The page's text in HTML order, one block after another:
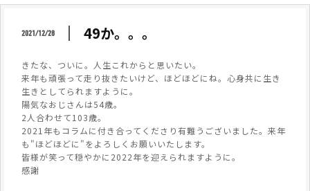
2021/12/28 49か。。。
きたな、ついに。人生これからと思いたい。
来年も頑張って走り抜きたいけど、ほどほどにね。心身共に生き
生きとしてられますように。
陽気なおじさんは54歳。
2人合わせて103歳。
2021年もコラムに付き合ってくださり有難うございました。来年
も"ほどほどに"をよろしくお願いいたします。
皆様が笑って穏やかに2022年を迎えられますように。
感謝